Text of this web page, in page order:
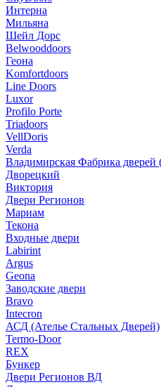
Интерна
Мильяна
Шейл Дорс
Belwooddoors
Геона
Komfortdoors
Line Doors
Luxor
Profilo Porte
Triadoors
VellDoris
Verda
Владимирская Фабрика дверей
Дворецкий
Виктория
Двери Регионов
Мариам
Текона
Входные двери
Labirint
Argus
Geona
Заводские двери
Bravo
Intecron
АСД (Ателье Стальных Дверей)
Termo-Door
REX
Бункер
Двери Регионов ВД